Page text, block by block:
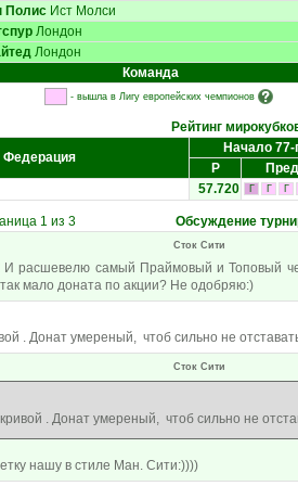
Полис Ист Молси
Лондон
Лондон
Команда
- вышла в Лигу европейских чемпионов
Рейтинг
Федерация
Начало 77-
Р
57.720 Г Г Г
1 из 3 Обсуждение
Сток Сити
И расшевелю самый Праймовый и Топовый
мало доната по акции? Не одобряю:)
. Донат умереный, чтоб сильно не
Сток Сити
. Донат умереный, чтоб сильно не
нашу в стиле Ман. Сити:))))